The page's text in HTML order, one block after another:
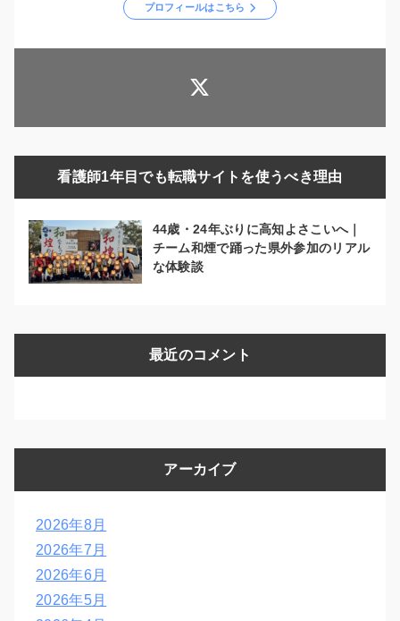
プロフィールはこちら
看護師1年目でも転職サイトを使うべき理由
44歳・24年ぶりに高知よさこいへ｜
チーム和煙で踊った県外参加のリアル
な体験談
最近のコメント
アーカイブ
2026年8月
2026年7月
2026年6月
2026年5月